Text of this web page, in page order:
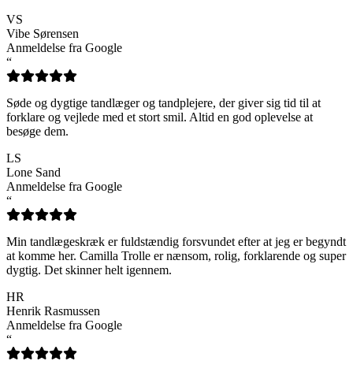
VS
Vibe Sørensen
Anmeldelse fra Google
“
Søde og dygtige tandlæger og tandplejere, der giver sig tid til at
forklare og vejlede med et stort smil. Altid en god oplevelse at
besøge dem.
LS
Lone Sand
Anmeldelse fra Google
“
Min tandlægeskræk er fuldstændig forsvundet efter at jeg er begyndt
at komme her. Camilla Trolle er nænsom, rolig, forklarende og super
dygtig. Det skinner helt igennem.
HR
Henrik Rasmussen
Anmeldelse fra Google
“